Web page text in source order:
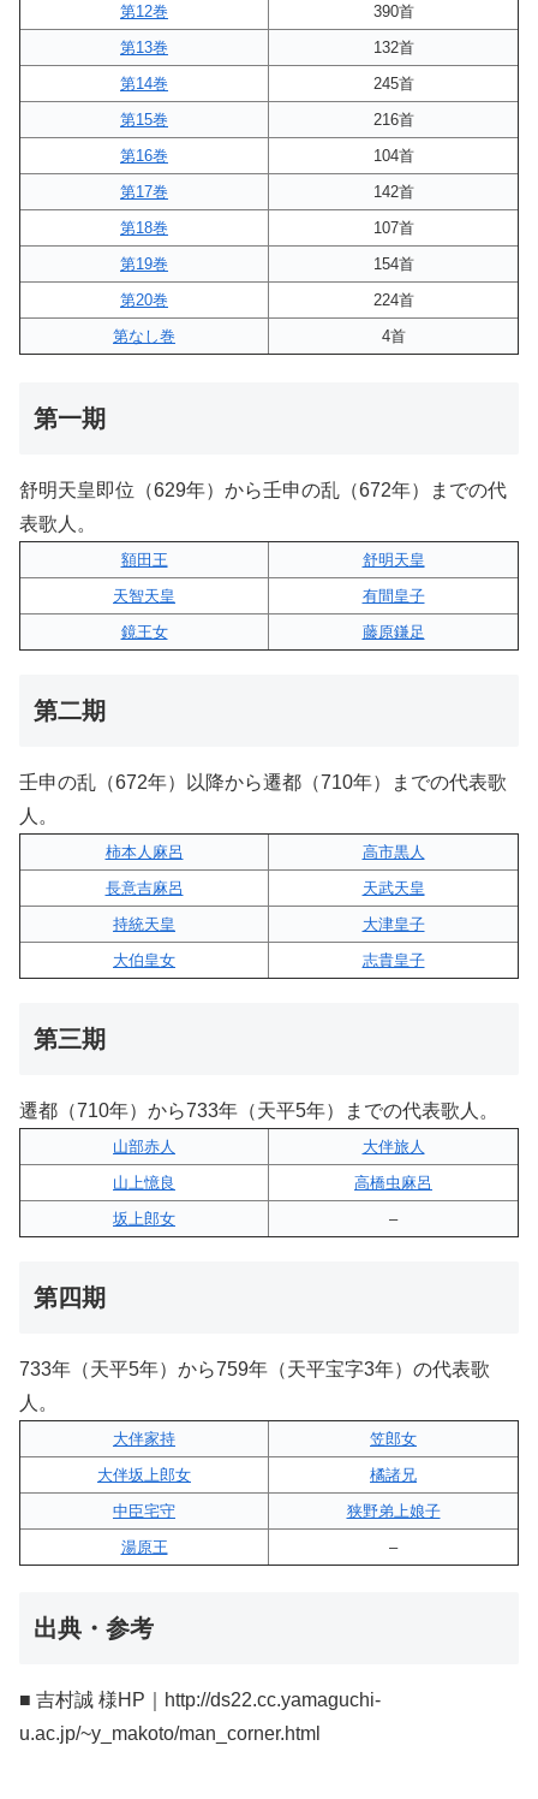
第12巻
390首
第13巻
132首
第14巻
245首
第15巻
216首
第16巻
104首
第17巻
142首
第18巻
107首
第19巻
154首
第20巻
224首
第なし巻
4首
第一期
舒明天皇即位（629年）から壬申の乱（672年）までの代
表歌人。
額田王
舒明天皇
天智天皇
有間皇子
鏡王女
藤原鎌足
第二期
壬申の乱（672年）以降から遷都（710年）までの代表歌
人。
柿本人麻呂
高市黒人
長意吉麻呂
天武天皇
持統天皇
大津皇子
大伯皇女
志貴皇子
第三期
遷都（710年）から733年（天平5年）までの代表歌人。
山部赤人
大伴旅人
山上憶良
高橋虫麻呂
坂上郎女
–
第四期
733年（天平5年）から759年（天平宝字3年）の代表歌
人。
大伴家持
笠郎女
大伴坂上郎女
橘諸兄
中臣宅守
狭野弟上娘子
湯原王
–
出典・参考
■ 吉村誠 様HP｜http://ds22.cc.yamaguchi-
u.ac.jp/~y_makoto/man_corner.html